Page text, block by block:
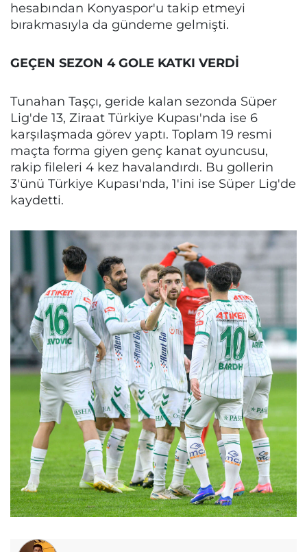
hesabından Konyaspor'u takip etmeyi
bırakmasıyla da gündeme gelmişti.
GEÇEN SEZON 4 GOLE KATKI VERDİ
Tunahan Taşçı, geride kalan sezonda Süper
Lig'de 13, Ziraat Türkiye Kupası'nda ise 6
karşılaşmada görev yaptı. Toplam 19 resmi
maçta forma giyen genç kanat oyuncusu,
rakip fileleri 4 kez havalandırdı. Bu gollerin
3'ünü Türkiye Kupası'nda, 1'ini ise Süper Lig'de
kaydetti.